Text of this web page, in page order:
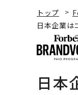
トップ
日本企業は
日本